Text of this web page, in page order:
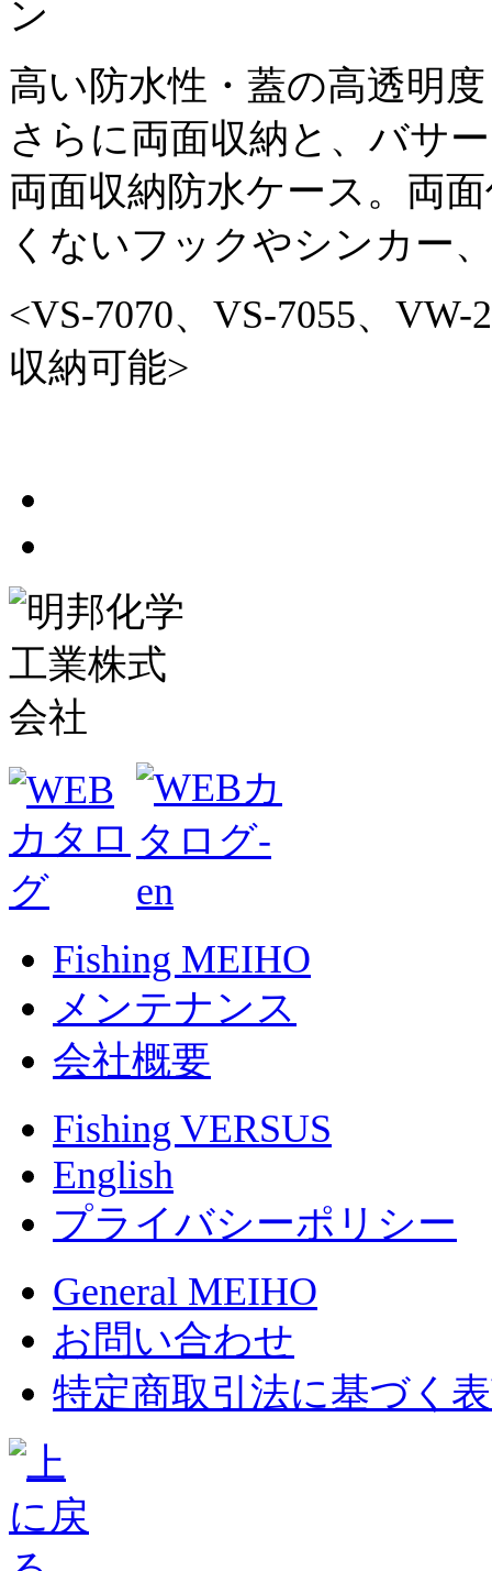
高い防水性・蓋の高透明
さらに両面収納と、バサ
両面収納防水ケース。両
くないフックやシンカー
<VS-7070、VS-7055、
収納可能>
Fishing MEIHO
メンテナンス
会社概要
Fishing VERSUS
English
プライバシーポリシー
General MEIHO
お問い合わせ
特定商取引法に基づく